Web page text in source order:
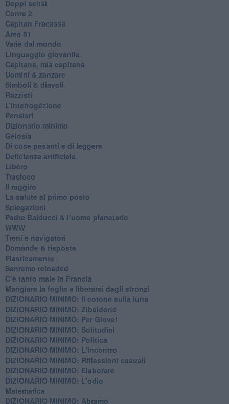
Doppi sensi
​Conte 2
​Capitan Fracassa
​Area 51
Varie dal mondo
​Linguaggio giovanile
​Capitana, mia capitana
Uomini & zanzare
​Simboli & diavoli
Razzisti
​L’interrogazione
Pensieri
​Dizionario minimo
Gelosia
Di cose pesanti e di leggere
​Deficienza artificiale
Libero
Trasloco
Il raggiro
​La salute al primo posto
Spiegazioni
Padre Balducci & l’uomo planetario
WWW
​Treni e navigatori
​Domande & risposte
​Plasticamente
Sanremo reloaded
C’è tanto male in Francia
​Mangiare la foglia e liberarsi dagli stronzi
DIZIONARIO MINIMO: Il cotone sulla luna
DIZIONARIO MINIMO: Zibaldone
DIZIONARIO MINIMO: Per Giove!
DIZIONARIO MINIMO: Solitudini
DIZIONARIO MINIMO: Politica
DIZIONARIO MINIMO: L'incontro
DIZIONARIO MINIMO: Riflessioni casuali
DIZIONARIO MINIMO: Elaborare
DIZIONARIO MINIMO: L'odio
​Matematica
DIZIONARIO MINIMO: Abramo